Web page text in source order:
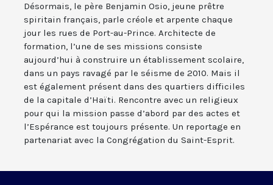
Désormais, le père Benjamin Osio, jeune prêtre
spiritain français, parle créole et arpente chaque
jour les rues de Port-au-Prince. Architecte de
formation, l’une de ses missions consiste
aujourd’hui à construire un établissement scolaire,
dans un pays ravagé par le séisme de 2010. Mais il
est également présent dans des quartiers difficiles
de la capitale d’Haïti. Rencontre avec un religieux
pour qui la mission passe d’abord par des actes et
l’Espérance est toujours présente. Un reportage en
partenariat avec la Congrégation du Saint-Esprit.